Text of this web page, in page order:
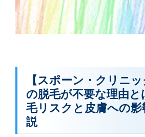
【スポーン・クリニ
の脱毛が不要な理由と
毛リスクと皮膚への影
説